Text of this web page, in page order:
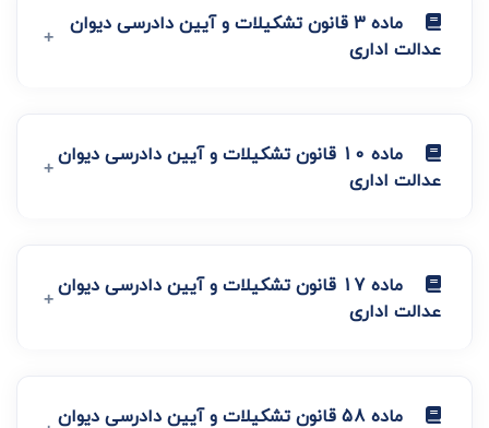
ماده 3 قانون تشکیلات و آیین دادرسی دیوان
عدالت اداری
ماده 10 قانون تشکیلات و آیین دادرسی دیوان
عدالت اداری
ماده 17 قانون تشکیلات و آیین دادرسی دیوان
عدالت اداری
ماده 58 قانون تشکیلات و آیین دادرسی دیوان